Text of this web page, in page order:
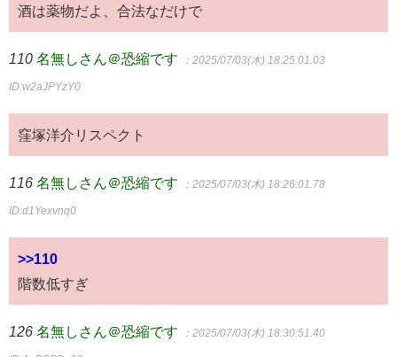
酒は薬物だよ、合法なだけで
110 名無しさん＠恐縮です ：2025/07/03(木) 18:25:01.03
ID:w2aJPYzY0
窪塚洋介リスペクト
116 名無しさん＠恐縮です ：2025/07/03(木) 18:26:01.78
ID:d1Yexvnq0
>>110
階数低すぎ
126 名無しさん＠恐縮です ：2025/07/03(木) 18:30:51.40